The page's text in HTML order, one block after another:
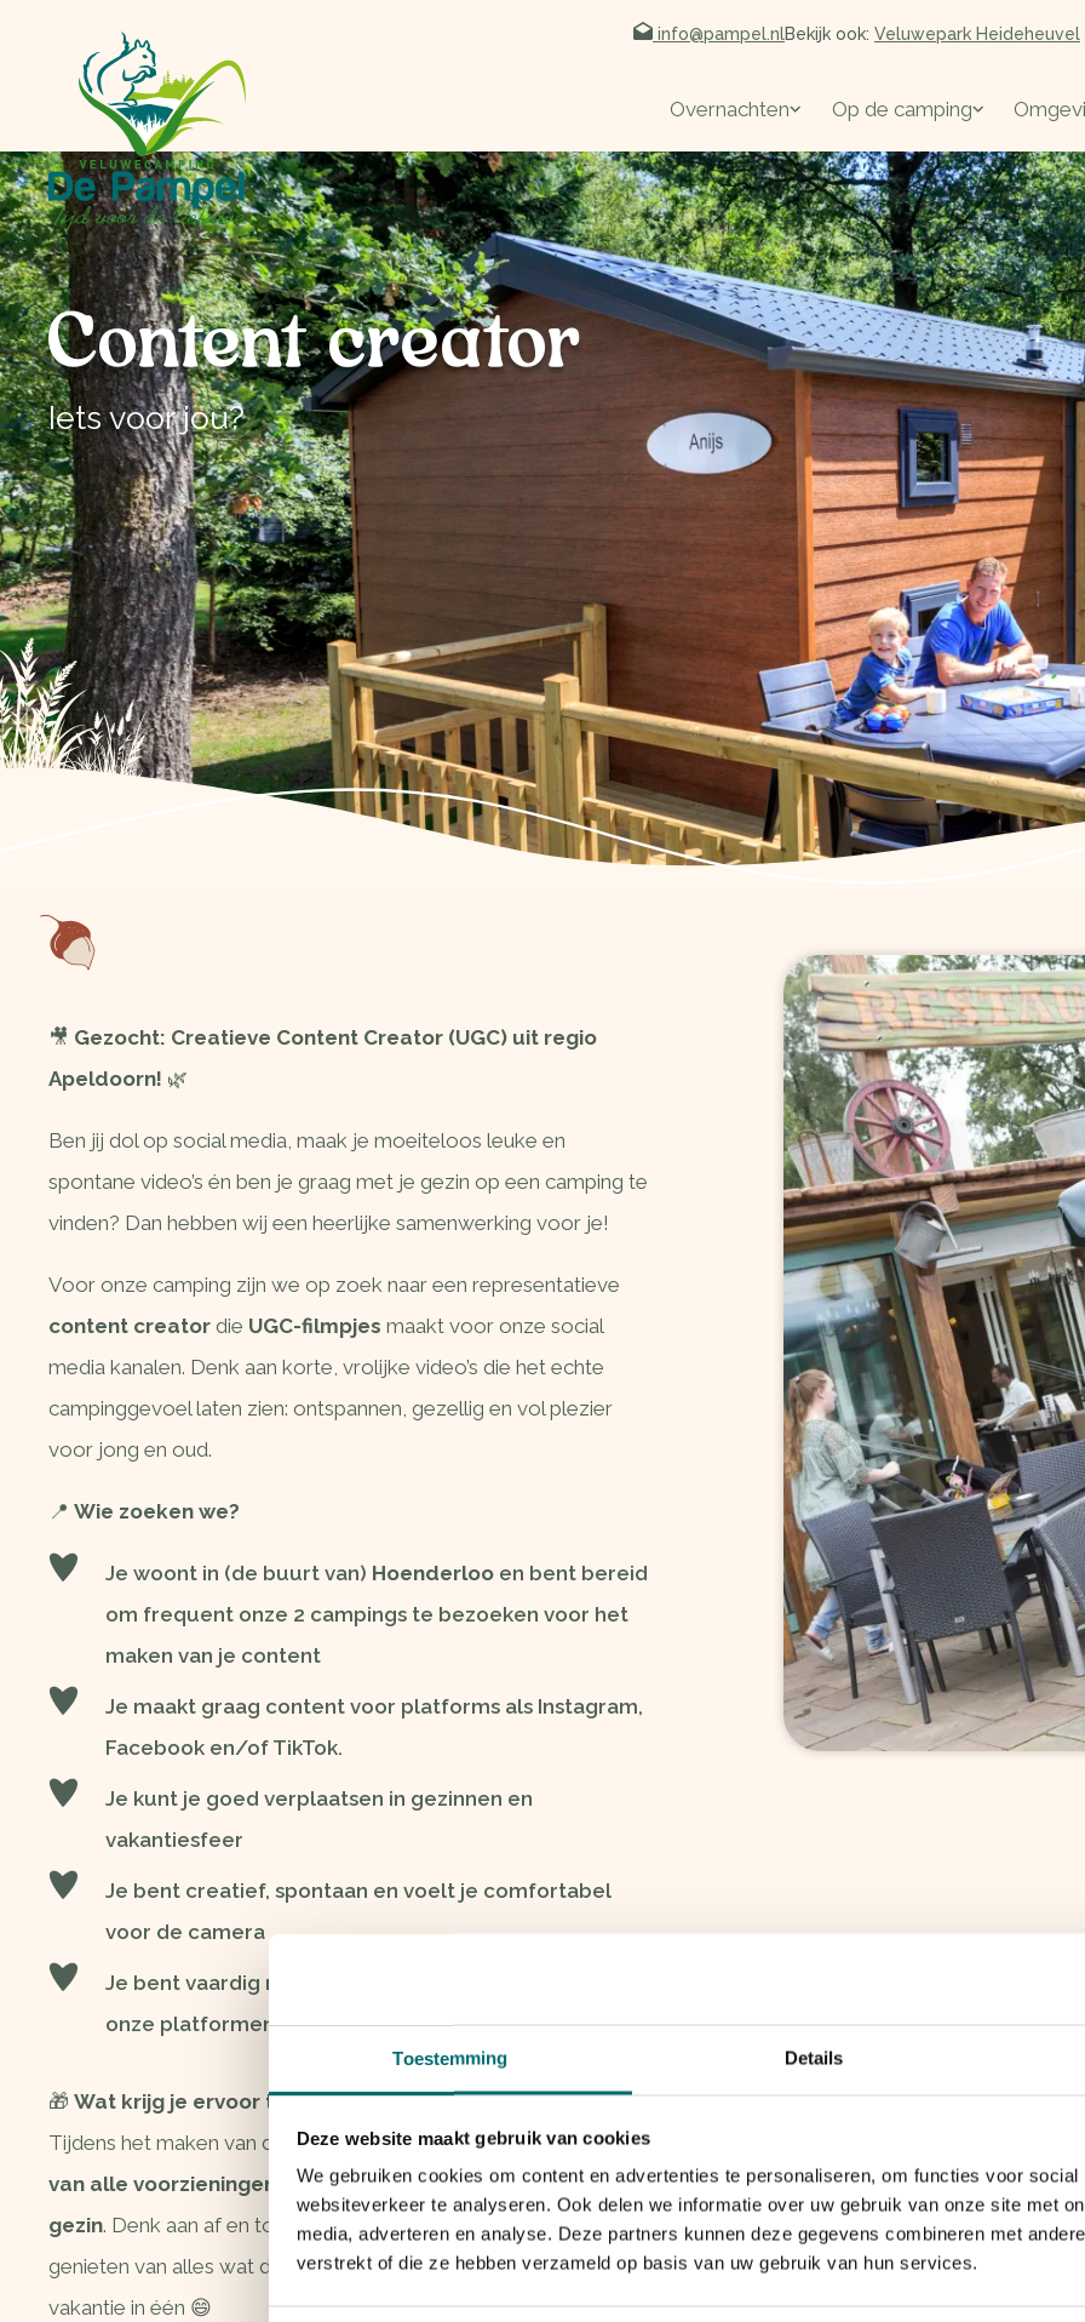
Toestemming Details
Deze website maakt gebruik van cookies
We gebruiken cookies om content en advertenties te personaliseren, om functies voor
websiteverkeer te analyseren. Ook delen we informatie over uw gebruik van onze site met
media, adverteren en analyse. Deze partners kunnen deze gegevens combineren met
verstrekt of die ze hebben verzameld op basis van uw gebruik van hun services.
info@pampel.nlBekijk ook: Veluwepark Heideheuvel
Overnachten Op de camping
Content creator
Iets voor jou?
🎥 Gezocht: Creatieve Content Creator (UGC) uit regio
Apeldoorn! 🌿
Ben jij dol op social media, maak je moeiteloos leuke en
spontane video’s én ben je graag met je gezin op een camping te
vinden? Dan hebben wij een heerlijke samenwerking voor je!
Voor onze camping zijn we op zoek naar een representatieve
content creator die UGC-filmpjes maakt voor onze social
media kanalen. Denk aan korte, vrolijke video’s die het echte
campinggevoel laten zien: ontspannen, gezellig en vol plezier
voor jong en oud.
📍 Wie zoeken we?
Je woont in (de buurt van) Hoenderloo en bent bereid
om frequent onze 2 campings te bezoeken voor het
maken van je content
Je maakt graag content voor platforms als Instagram,
Facebook en/of TikTok.
Je kunt je goed verplaatsen in gezinnen en
vakantiesfeer
Je bent creatief, spontaan en voelt je comfortabel
voor de camera
Je bent vaardig met het posten van je content op
onze platformen
🎁 Wat krijg je ervoor terug?
Tijdens het maken van de content mag jijgratis gebruikmaken
van alle voorzieningen van de camping – voor het hele
gezin. Denk aan af en toe overnachten, faciliteiten en volop
genieten van alles wat de camping te bieden heeft. Werk en
vakantie in één 😄